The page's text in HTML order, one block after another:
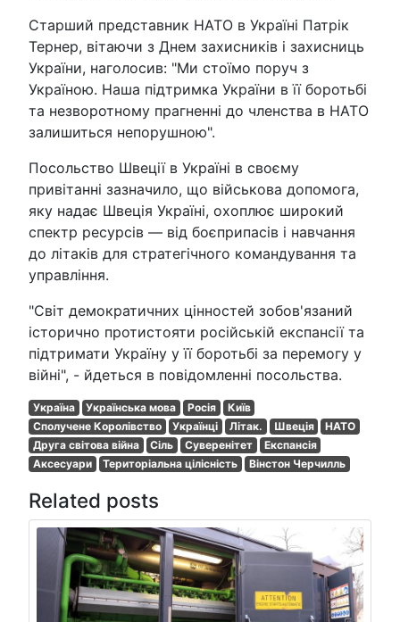
Старший представник НАТО в Україні Патрік
Тернер, вітаючи з Днем захисників і захисниць
України, наголосив: "Ми стоїмо поруч з
Україною. Наша підтримка України в її боротьбі
та незворотному прагненні до членства в НАТО
залишиться непорушною".
Посольство Швеції в Україні в своєму
привітанні зазначило, що військова допомога,
яку надає Швеція Україні, охоплює широкий
спектр ресурсів — від боєприпасів і навчання
до літаків для стратегічного командування та
управління.
"Світ демократичних цінностей зобов'язаний
історично протистояти російській експансії та
підтримати Україну у її боротьбі за перемогу у
війні", - йдеться в повідомленні посольства.
Україна Українська мова Росія
Київ
Сполучене Королівство
Українці Літак. Швеція
НАТО
Друга світова війна
Сіль Суверенітет
Експансія
Аксесуари
Територіальна цілісність Вінстон Черчилль
Related posts